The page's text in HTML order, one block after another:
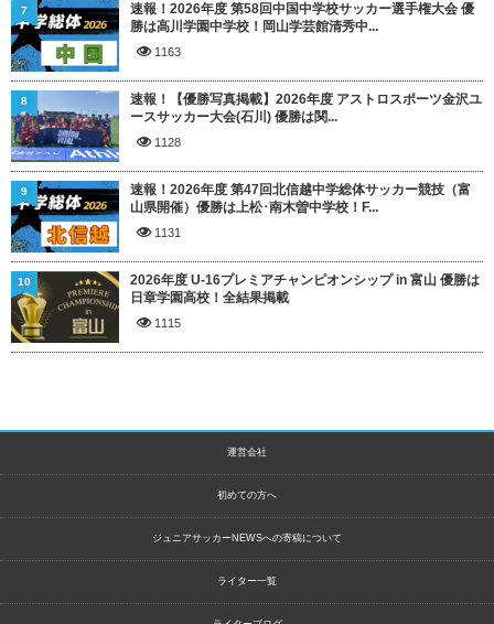
速報！2026年度 第58回中国中学校サッカー選手権大会 優
勝は高川学園中学校！岡山学芸館清秀中...
1163
7
速報！【優勝写真掲載】2026年度 アストロスポーツ金沢ユ
ースサッカー大会(石川) 優勝は関...
1128
8
速報！2026年度 第47回北信越中学総体サッカー競技（富
山県開催）優勝は上松･南木曽中学校！F...
1131
9
2026年度 U-16プレミアチャンピオンシップ in 富山 優勝は
日章学園高校！全結果掲載
1115
10
運営会社
初めての方へ
ジュニアサッカーNEWSへの寄稿について
ライター一覧